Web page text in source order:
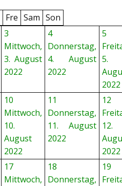
Fre Sam Son
3
Mittwoch,
3. August
2022
4
Donnerstag,
4. August
2022
5
5.
2022
10
Mittwoch,
10.
August
2022
11
Donnerstag,
11. August
2022
12
12.
2022
17
Mittwoch,
18
Donnerstag,
19